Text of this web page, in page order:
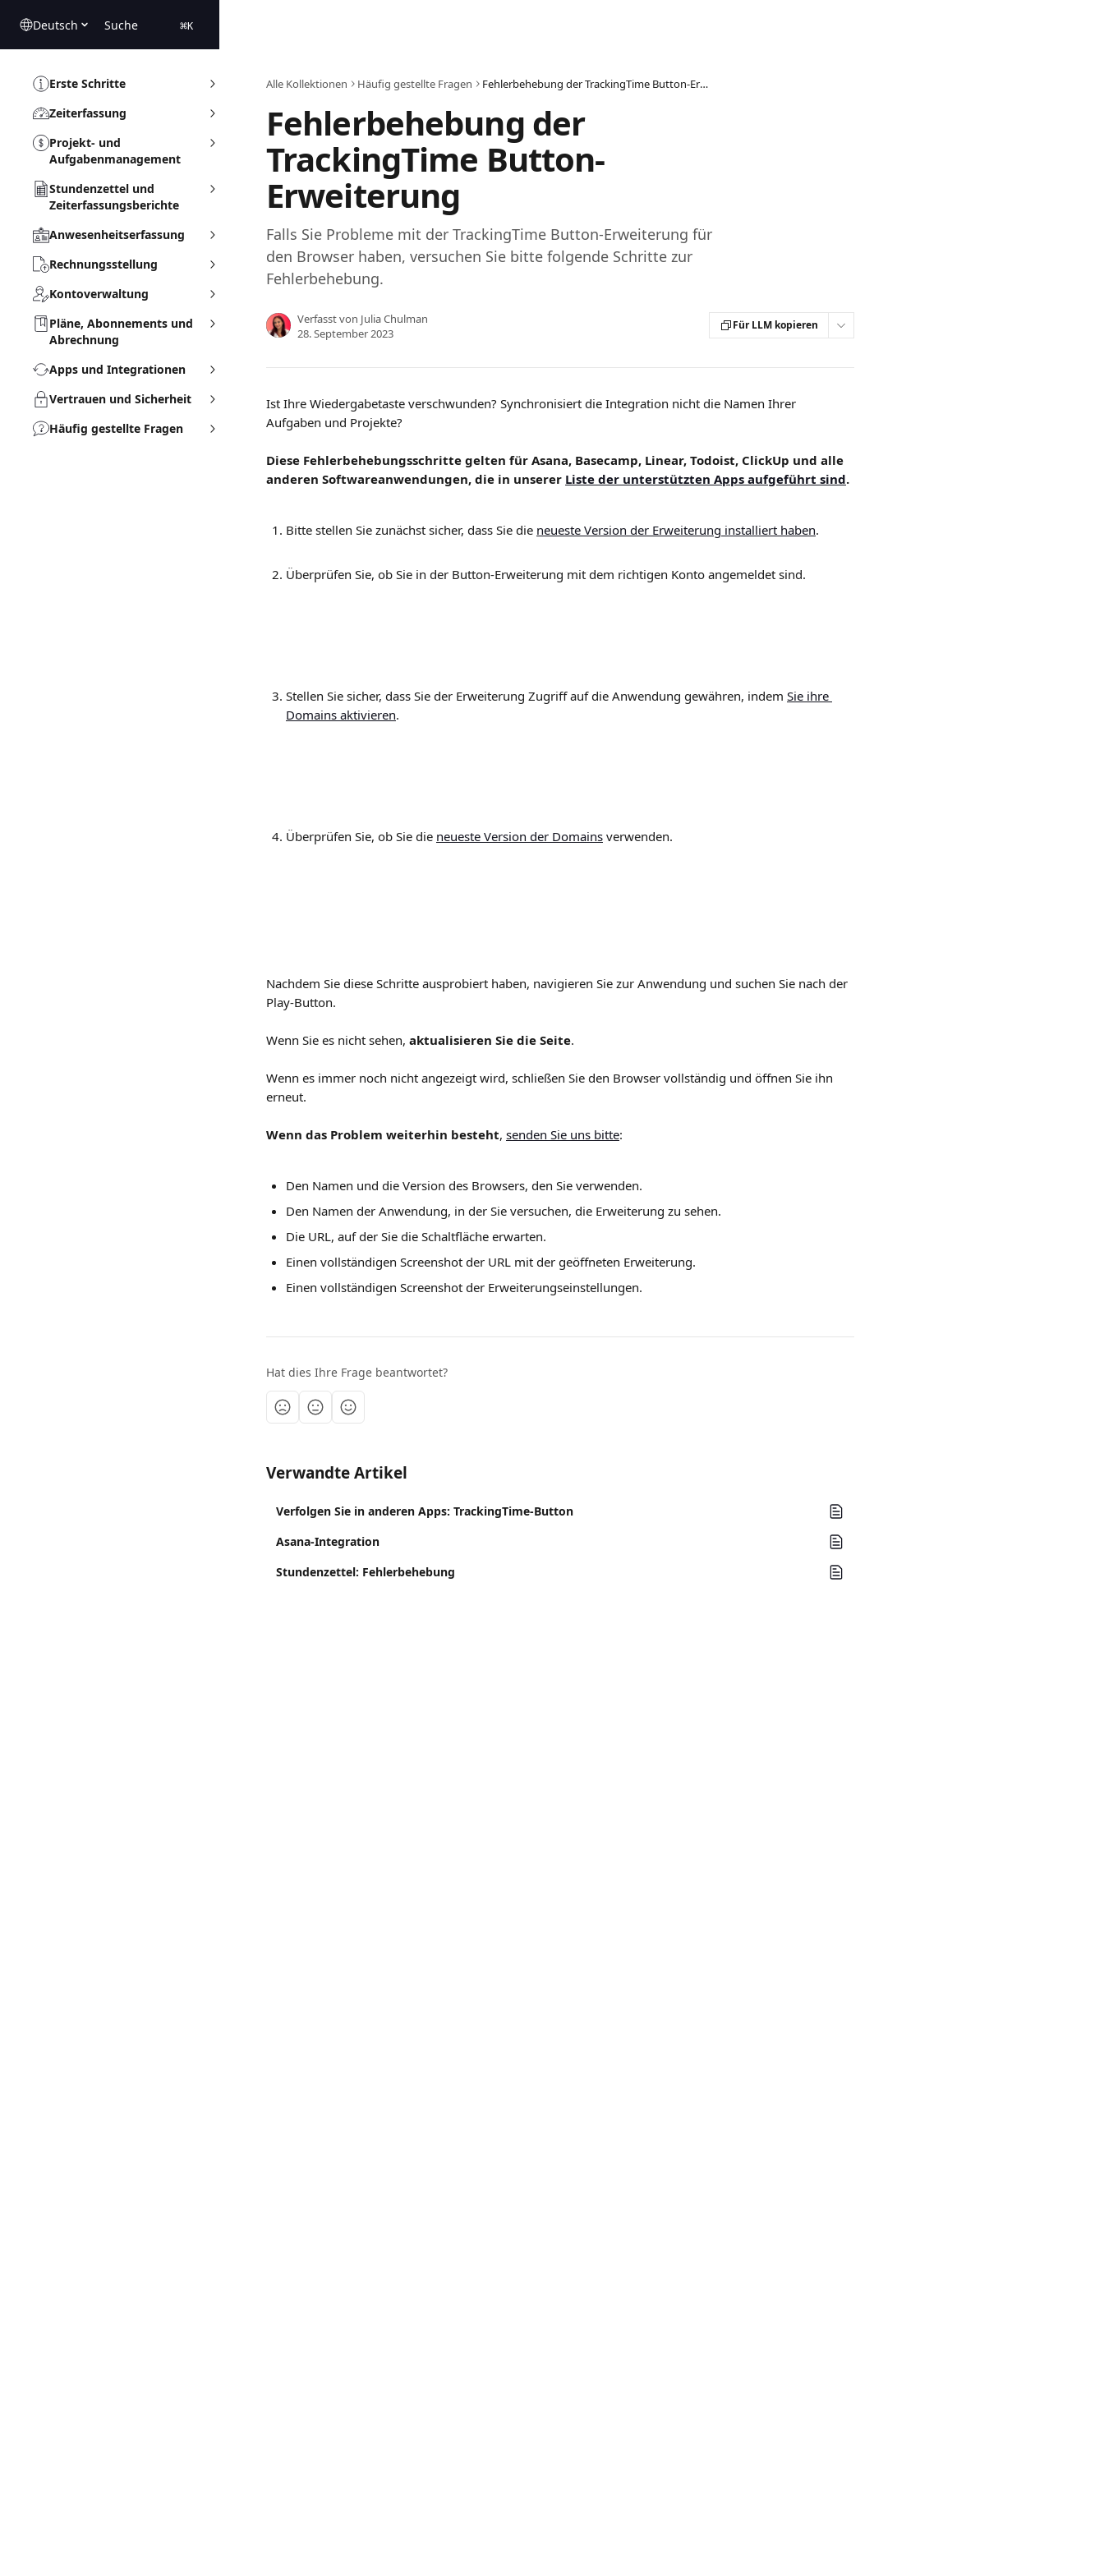
Deutsch Suche ⌘K
Erste Schritte
Zeiterfassung
Projekt- und
Aufgabenmanagement
Stundenzettel und
Zeiterfassungsberichte
Anwesenheitserfassung
Rechnungsstellung
Kontoverwaltung
Pläne, Abonnements und
Abrechnung
Apps und Integrationen
Vertrauen und Sicherheit
Häufig gestellte Fragen
Alle Kollektionen Häufig gestellte Fragen Fehlerbehebung der TrackingTime Button-Erweiterung
Fehlerbehebung der
TrackingTime Button-
Erweiterung
Falls Sie Probleme mit der TrackingTime Button-Erweiterung für
den Browser haben, versuchen Sie bitte folgende Schritte zur
Fehlerbehebung.
Verfasst von Julia Chulman
28. September 2023
Für LLM kopieren
Ist Ihre Wiedergabetaste verschwunden? Synchronisiert die Integration nicht die Namen Ihrer
Aufgaben und Projekte?
Diese Fehlerbehebungsschritte gelten für Asana, Basecamp, Linear, Todoist, ClickUp und alle
anderen Softwareanwendungen, die in unserer Liste der unterstützten Apps aufgeführt sind.
Bitte stellen Sie zunächst sicher, dass Sie die neueste Version der Erweiterung installiert haben.
Überprüfen Sie, ob Sie in der Button-Erweiterung mit dem richtigen Konto angemeldet sind.
Stellen Sie sicher, dass Sie der Erweiterung Zugriff auf die Anwendung gewähren, indem Sie ihre
Domains aktivieren.
Überprüfen Sie, ob Sie die neueste Version der Domains verwenden.
Nachdem Sie diese Schritte ausprobiert haben, navigieren Sie zur Anwendung und suchen Sie nach der
Play-Button.
Wenn Sie es nicht sehen, aktualisieren Sie die Seite.
Wenn es immer noch nicht angezeigt wird, schließen Sie den Browser vollständig und öffnen Sie ihn
erneut.
Wenn das Problem weiterhin besteht, senden Sie uns bitte:
Den Namen und die Version des Browsers, den Sie verwenden.
Den Namen der Anwendung, in der Sie versuchen, die Erweiterung zu sehen.
Die URL, auf der Sie die Schaltfläche erwarten.
Einen vollständigen Screenshot der URL mit der geöffneten Erweiterung.
Einen vollständigen Screenshot der Erweiterungseinstellungen.
Hat dies Ihre Frage beantwortet?
Verwandte Artikel
Verfolgen Sie in anderen Apps: TrackingTime-Button
Asana-Integration
Stundenzettel: Fehlerbehebung